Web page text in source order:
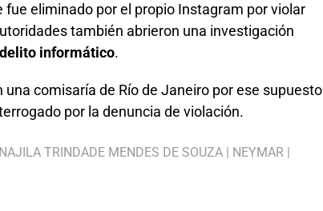
fue eliminado por el propio Instagram por violar
también abrieron una investigación
informático.
una comisaría de Río de Janeiro por ese supuesto
por la denuncia de violación.
NAJILA TRINDADE MENDES DE SOUZA | NEYMAR |